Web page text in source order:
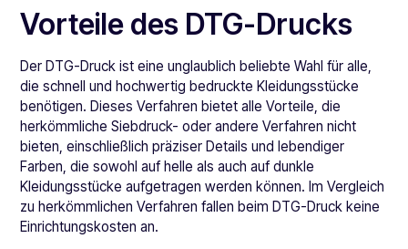
Vorteile des DTG-Drucks
Der DTG-Druck ist eine unglaublich beliebte Wahl für alle,
die schnell und hochwertig bedruckte Kleidungsstücke
benötigen. Dieses Verfahren bietet alle Vorteile, die
herkömmliche Siebdruck- oder andere Verfahren nicht
bieten, einschließlich präziser Details und lebendiger
Farben, die sowohl auf helle als auch auf dunkle
Kleidungsstücke aufgetragen werden können. Im Vergleich
zu herkömmlichen Verfahren fallen beim DTG-Druck keine
Einrichtungskosten an.